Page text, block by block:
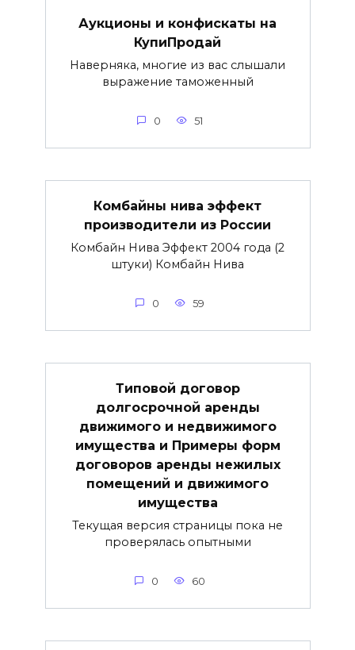
Аукционы и конфискаты на
КупиПродай
Наверняка, многие из вас слышали
выражение таможенный
0 51
Комбайны нива эффект
производители из России
Комбайн Нива Эффект 2004 года (2
штуки) Комбайн Нива
0 59
Типовой договор
долгосрочной аренды
движимого и недвижимого
имущества и Примеры форм
договоров аренды нежилых
помещений и движимого
имущества
Текущая версия страницы пока не
проверялась опытными
0 60